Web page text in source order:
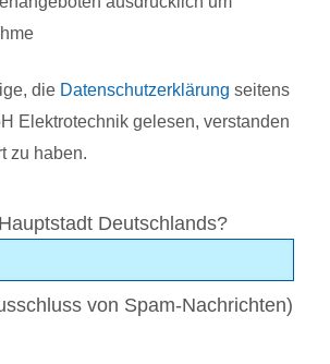
die Datenschutzerklärung seitens
Elektrotechnik gelesen, verstanden
zu haben.
Deutschlands?
von Spam-Nachrichten)